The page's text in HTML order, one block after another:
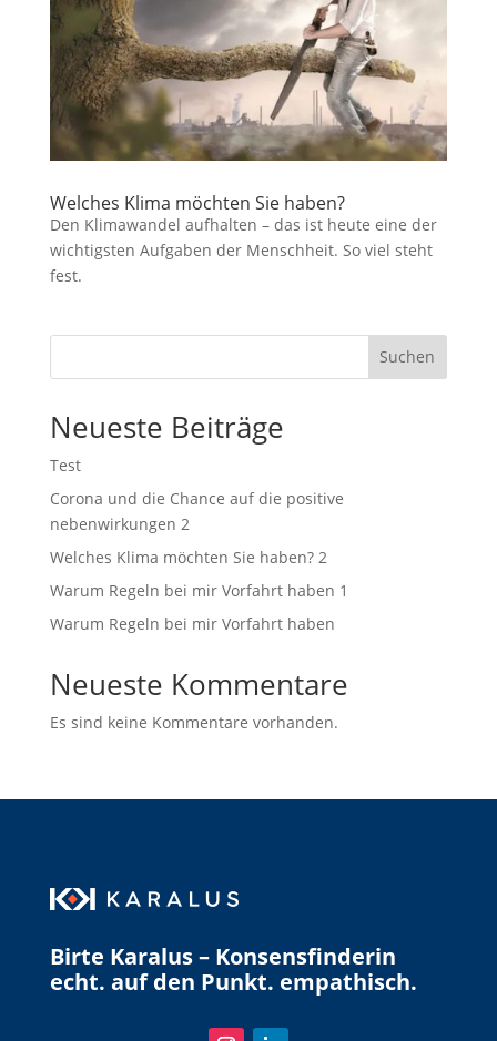
Welches Klima möchten Sie haben?
Den Klimawandel aufhalten – das ist heute eine der
wichtigsten Aufgaben der Menschheit. So viel steht
fest.
Suchen
Neueste Beiträge
Test
Corona und die Chance auf die positive
nebenwirkungen 2
Welches Klima möchten Sie haben? 2
Warum Regeln bei mir Vorfahrt haben 1
Warum Regeln bei mir Vorfahrt haben
Neueste Kommentare
Es sind keine Kommentare vorhanden.
Birte Karalus – Konsensfinderin
echt. auf den Punkt. empathisch.